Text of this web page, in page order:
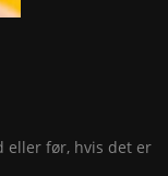
eller før, hvis det er